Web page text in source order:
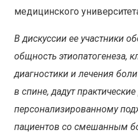
медицинского
В дискуссии ее участники
общность этиопатогенеза,
диагностики и лечения
в спине, дадут
персонализированному
пациентов со смешанным